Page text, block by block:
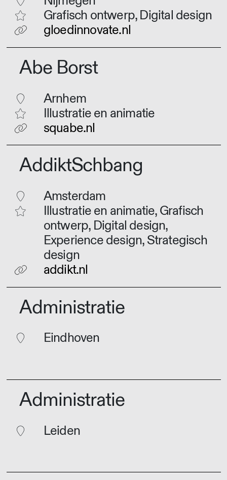
Grafisch ontwerp, Digital design
gloedinnovate.nl
Abe Borst
Arnhem
Illustratie en animatie
squabe.nl
AddiktSchbang
Amsterdam
Illustratie en animatie, Grafisch
ontwerp, Digital design,
Experience design, Strategisch
design
addikt.nl
Administratie
Eindhoven
Administratie
Leiden